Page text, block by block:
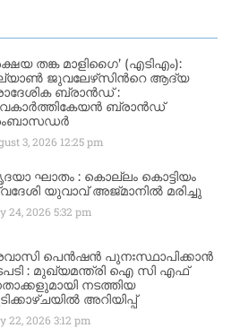
തങ്ക മാളിഗൈ’ (എടിഎം):
ജുവലേഴ്‌സിന്‍റെ ആദ്യ
ബ്രാന്‍ഡ് :
ബ്രാന്‍ഡ്
3, 2026 12:25 pm
ഘാതം : കൊല്ലം കൊട്ടിയം
യുവാവ് അജ്മാനിൽ മരിച്ചു
24, 20265:32 pm
പെൻഷൻ പുനഃസ്ഥാപിക്കാൻ
: മുഖ്യമന്ത്രി ഐ സി എഫ്
നടത്തിയ
അറിയിപ്പ്
22, 20263:12 pm